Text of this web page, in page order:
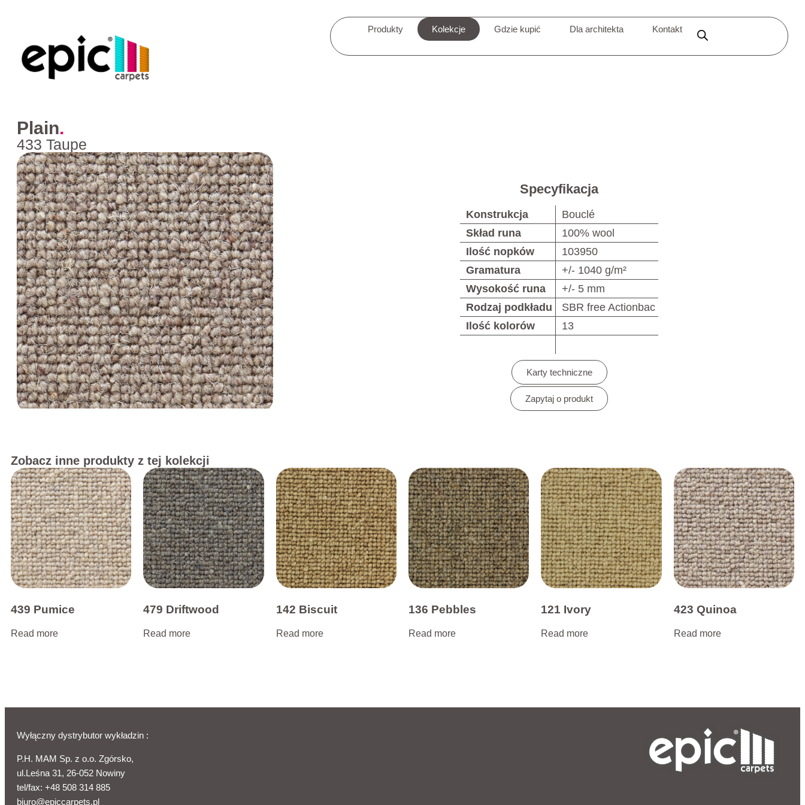
Produkty Kolekcje Gdzie kupić Dla architekta Kontakt
Plain.
433 Taupe
Specyfikacja
Konstrukcja
Bouclé
Skład runa
100% wool
Ilość nopków
103950
Gramatura
+/- 1040 g/m²
Wysokość runa
+/- 5 mm
Rodzaj podkładu
SBR free Actionbac
Ilość kolorów
13
Karty techniczne
Zapytaj o produkt
Zobacz inne produkty z tej kolekcji
439 Pumice
Read more
479 Driftwood
Read more
142 Biscuit
Read more
136 Pebbles
Read more
121 Ivory
Read more
423 Quinoa
Read more
Wyłączny dystrybutor wykładzin :
P.H. MAM Sp. z o.o. Zgórsko,
ul.Leśna 31, 26-052 Nowiny
tel/fax: +48 508 314 885
biuro@epiccarpets.pl